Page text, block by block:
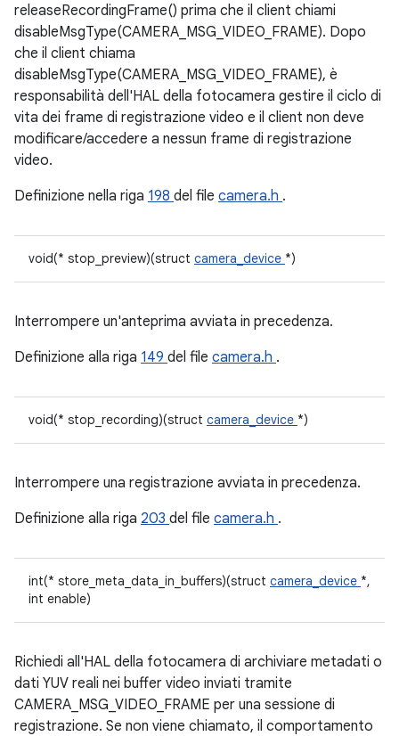
releaseRecordingFrame() prima che il client chiami
disableMsgType(CAMERA_MSG_VIDEO_FRAME). Dopo
che il client chiama
disableMsgType(CAMERA_MSG_VIDEO_FRAME), è
responsabilità dell'HAL della fotocamera gestire il ciclo di
vita dei frame di registrazione video e il client non deve
modificare/accedere a nessun frame di registrazione
video.
Definizione nella riga 198 del file camera.h .
void(* stop_preview)(struct camera_device *)
Interrompere un'anteprima avviata in precedenza.
Definizione alla riga 149 del file camera.h .
void(* stop_recording)(struct camera_device *)
Interrompere una registrazione avviata in precedenza.
Definizione alla riga 203 del file camera.h .
int(* store_meta_data_in_buffers)(struct camera_device *,
int enable)
Richiedi all'HAL della fotocamera di archiviare metadati o
dati YUV reali nei buffer video inviati tramite
CAMERA_MSG_VIDEO_FRAME per una sessione di
registrazione. Se non viene chiamato, il comportamento